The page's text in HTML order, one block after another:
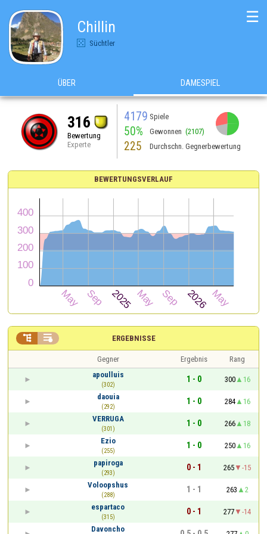
Chillin
Süchtler
☰
ÜBER DAMESPIEL
316
Bewertung
Experte
4179 Spiele
50% Gewonnen (2107)
225 Durchschn. Gegnerbewertung
BEWERTUNGSVERLAUF
ERGEBNISSE
 
Gegner Ergebnis
Rang
apoulluis
(302)
1 - 0 300
16
daouia
(292)
1 - 0 284
16
VERRUGA
(301)
1 - 0 266
18
Ezio
(255)
1 - 0 250
16
papiroga
(293)
0 - 1 265
-15
Voloopshus
(288)
1 - 1 263
2
espartaco
(315)
0 - 1 277
-14
Davoncho